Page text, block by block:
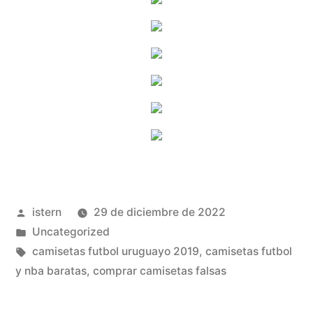
Publicado
por
istern
29 de diciembre de 2022
Publicado
en
Uncategorized
Etiquetas:
camisetas futbol uruguayo 2019, camisetas futbol
y nba baratas, comprar camisetas falsas